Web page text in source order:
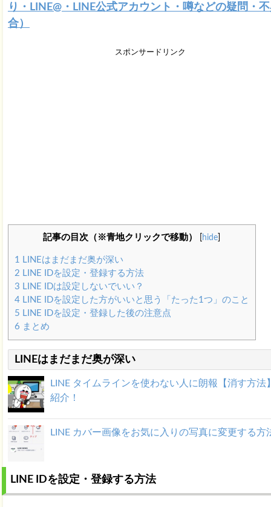
り・LINE@・LINE公式アカウント・噂などの疑問・
合）
スポンサードリンク
記事の目次（※青地クリックで移動） hide
1
LINEはまだまだ奥が深い
2 LINE IDを設定・登録する方法
3 LINE IDは設定しないでいい？
4LINE IDを設定した方がいいと思う「たった1つ」のこと
5 LINE IDを設定・登録した後の注意点
6 まとめ
LINEはまだまだ奥が深い
LINE タイムラインを使わない人に朗報【消す方法
紹介！
LINE カバー画像をお気に入りの写真に変更する方
LINE IDは設定しないでいい？した方がいいと思う
た1つのこと
LINE IDを設定・登録する方法